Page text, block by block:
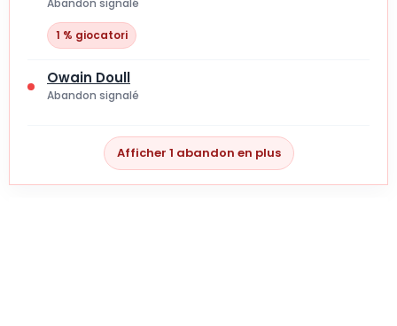
1 % giocatori
Owain Doull
Abandon signalé
Afficher 1 abandon en plus